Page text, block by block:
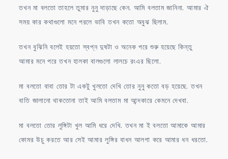
তখন মা বলতো তাহলে তুমার নুনু দাড়াছে কেন. আমি বলতাম জানিনা. আমার ঐ
সময় কার কথাগুলো মনে পরলে ভাবি তখন কতো অবুঝ ছিলাম.
তখন বুঝিনি বলেই হয়তো স্বপ্ন দুষটা ও অনেক পরে শুরু হয়েছে কিন্তু
আমার মনে পরে তখন হালকা বালগুলো লালচে রংএর ছিলো.
মা বলতো বাবা তোর টা একটু খুলতো দেখি তোর নুনু কতো বড় হয়েছে. তখন
বাতি জালানো থাকতোনা তাই আমি বলতাম মা আন্দকারে কেমনে দেখবা.
মা বলতো তোর লুঙ্গিটা খুল আমি ধরে দেখি. তখন মা ই বলতো আমাকে আমার
কোমর উচু করতে আর সেই আমার লুঙ্গির বাধন আলগা করে আমার ধন ধরতো.